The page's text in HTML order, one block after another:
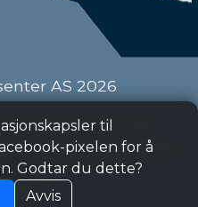
AS 2026
Skedsmokorset
til
pixelen for å
Godtar du dette?
Avvis